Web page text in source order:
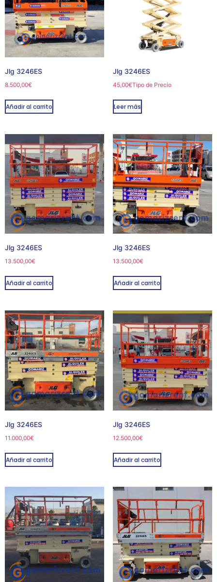
Jlg 3246ES
8.500,00€
Añadir al carrito
Jlg 3246ES
45,00€Tipo de Precio
Leer más
Jlg 3246ES
13.500,00€
Añadir al carrito
Jlg 3246ES
13.500,00€
Añadir al carrito
Jlg 3246ES
11.000,00€
Añadir al carrito
Jlg 3246ES
12.500,00€
Añadir al carrito